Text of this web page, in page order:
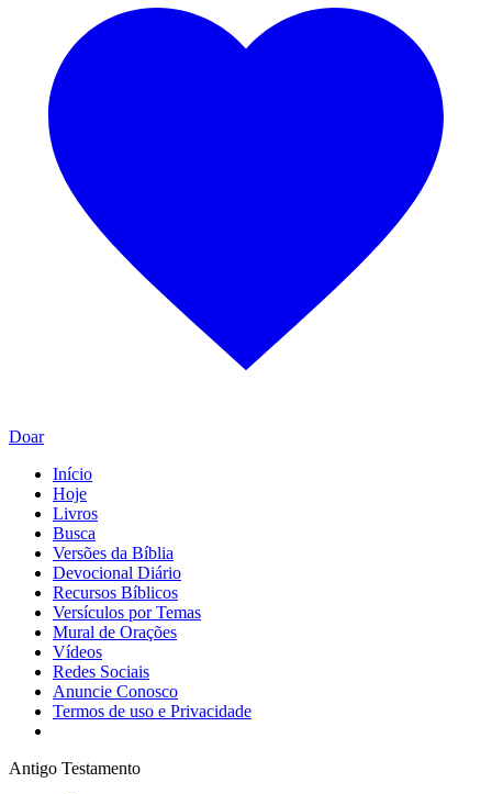
Doar
Início
Hoje
Livros
Busca
Versões da Bíblia
Devocional Diário
Recursos Bíblicos
Versículos por Temas
Mural de Orações
Vídeos
Redes Sociais
Anuncie Conosco
Termos de uso e Privacidade
Antigo Testamento